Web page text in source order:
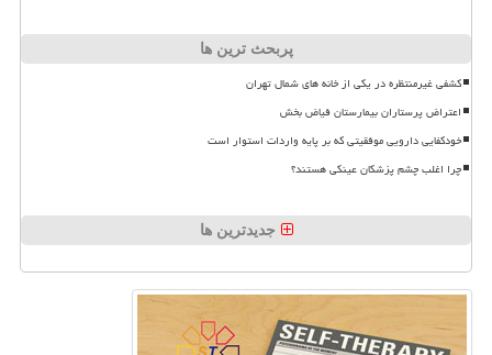
پربحث ترین ها
کشفی غیرمنتظره در یکی از خانه های شمال تهران
اعتراض پرستاران بیمارستان فیاض بخش
خودکفایی دارویی موفقیتی که بر پایه واردات استوار است
چرا اغلب چشم پزشکان عینکی هستند؟
جدیدترین ها